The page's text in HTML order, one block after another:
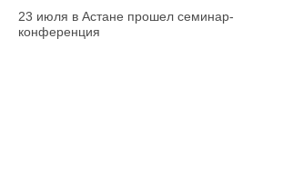
23 июля в Астане прошел семинар-
конференция